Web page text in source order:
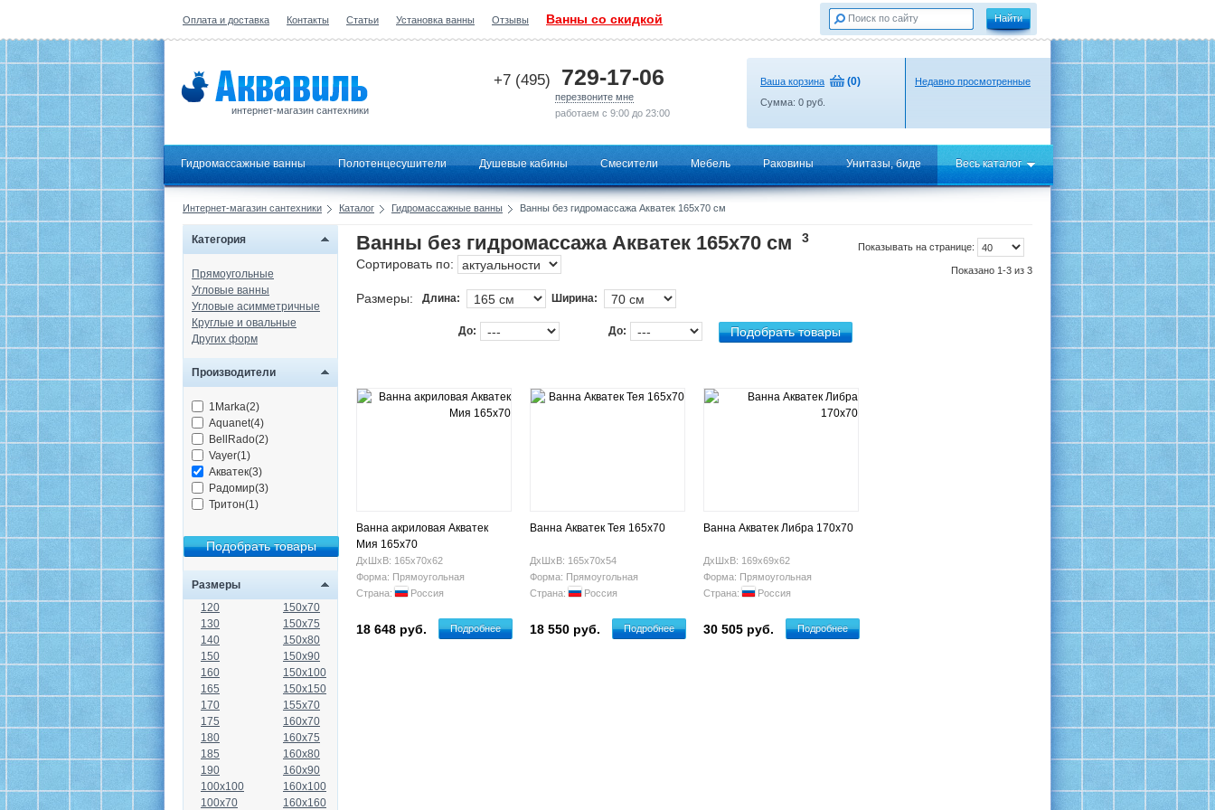
Оплата и доставка Контакты Статьи Установка ванны Отзывы Ванны со скидкой
интернет-магазин сантехники
+7 (495) 729-17-06
перезвоните мне
работаем с 9:00 до 23:00
Ваша корзина (0)
Сумма: 0 руб.
Недавно просмотренные
Гидромассажные ванны Полотенцесушители Душевые кабины Смесители Мебель Раковины Унитазы, биде Весь каталог
Интернет-магазин сантехники Каталог Гидромассажные ванны Ванны без гидромассажа Акватек 165х70 см
Категория
Прямоугольные
Угловые ванны
Угловые асимметричные
Круглые и овальные
Других форм
Производители
1Marka(2)
Aquanet(4)
BellRado(2)
Vayer(1)
Акватек(3)
Радомир(3)
Тритон(1)
Размеры
120
130
140
150
160
165
170
175
180
185
190
100x100
100x70
150x70
150x75
150x80
150x90
150x100
150x150
155x70
160x70
160x75
160x80
160x90
160x100
160x160
Показывать на странице:
Показано 1-3 из 3
Ванны без гидромассажа Акватек 165х70 см
3
Сортировать по:
Размеры: Длина: Ширина:
До: До:
Ванна акриловая Акватек
Мия 165х70
ДхШхВ: 165х70х62
Форма: Прямоугольная
Страна:
Россия
18 648 руб. Подробнее
Ванна Акватек Тея 165х70
ДхШхВ: 165х70х54
Форма: Прямоугольная
Страна:
Россия
18 550 руб. Подробнее
Ванна Акватек Либра 170х70
ДхШхВ: 169х69х62
Форма: Прямоугольная
Страна:
Россия
30 505 руб. Подробнее